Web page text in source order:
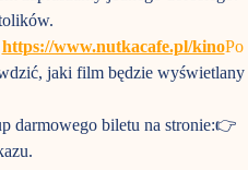
https://www.nutkacafe.pl/kinoPo
jaki film będzie wyświetlany
darmowego biletu na stronie:👉